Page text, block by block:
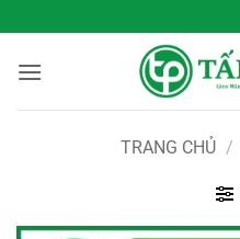
qua
nội
TRANG CHỦ /